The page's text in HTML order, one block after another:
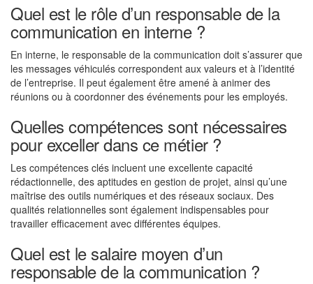
Quel est le rôle d’un responsable de la
communication en interne ?
En interne, le responsable de la communication doit s’assurer que
les messages véhiculés correspondent aux valeurs et à l’identité
de l’entreprise. Il peut également être amené à animer des
réunions ou à coordonner des événements pour les employés.
Quelles compétences sont nécessaires
pour exceller dans ce métier ?
Les compétences clés incluent une excellente capacité
rédactionnelle, des aptitudes en gestion de projet, ainsi qu’une
maîtrise des outils numériques et des réseaux sociaux. Des
qualités relationnelles sont également indispensables pour
travailler efficacement avec différentes équipes.
Quel est le salaire moyen d’un
responsable de la communication ?